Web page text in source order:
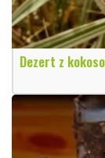
Dezert z